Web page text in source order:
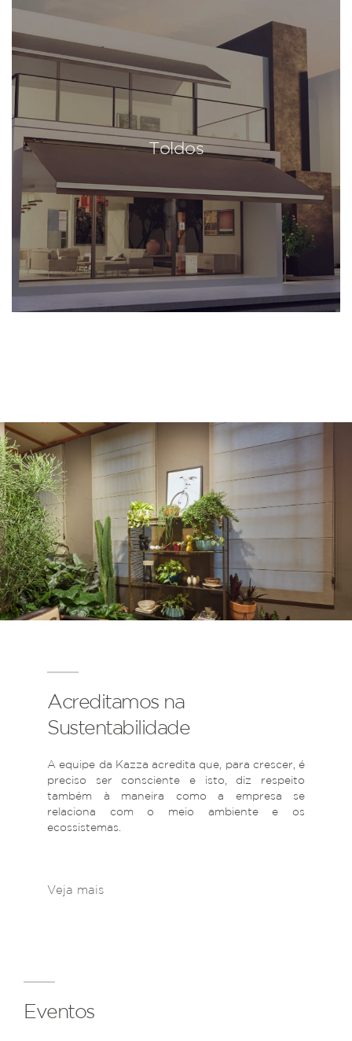
Toldos
Acreditamos na
Sustentabilidade
A equipe da Kazza acredita que, para crescer, é
preciso ser consciente e isto, diz respeito
também à maneira como a empresa se
relaciona com o meio ambiente e os
ecossistemas.
Veja mais
Eventos